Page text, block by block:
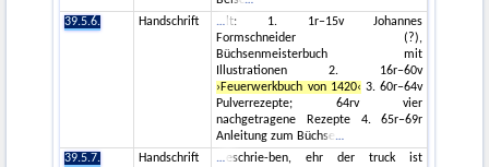
39.5.6.
Handschrift
lt: 1. 1r–15v Johannes
Formschneider (?),
Büchsenmeisterbuch mit
Illustrationen 2. 16r–60v
›Feuerwerkbuch von 1420‹ 3. 60r–64v
Pulverrezepte; 64rv vier
nachgetragene Rezepte 4. 65r–69r
Anleitung zum Büchse
39.5.7.
Handschrift
eschrie-ben, ehr der truck ist